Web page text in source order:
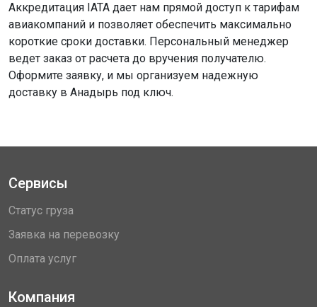
Аккредитация IATA дает нам прямой доступ к тарифам
авиакомпаний и позволяет обеспечить максимально
короткие сроки доставки. Персональный менеджер
ведет заказ от расчета до вручения получателю.
Оформите заявку, и мы организуем надежную
доставку в Анадырь под ключ.
Сервисы
Статус груза
Заявка на перевозку
Оплата услуг
Компания